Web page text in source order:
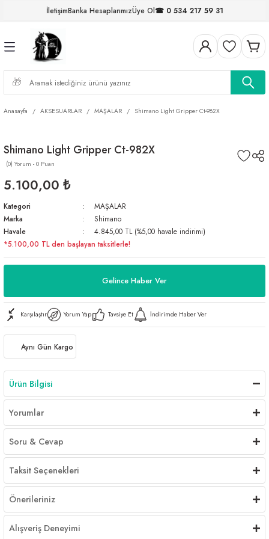
İletişimBanka HesaplarımızÜye Ol☎ 0 534 217 59 31
Geri Dön
Geri Dön
Geri Dön
MİSİNALAR
Geri Dön
FIRDÖNDÜLER
Geri Dön
Geri Dön
Geri Dön
Geri Dön
Anasayfa AKSESUARLAR MAŞALAR Shimano Light Gripper Ct-982X
Shimano Light Gripper Ct-982X
(0) Yorum - 0 Puan
5.100,00 ₺
Kategori
MAŞALAR
Marka
Shimano
Havale
4.845,00 TL (%5,00 havale indirimi)
*5.100,00 TL den başlayan taksitlerle!
Gelince Haber Ver
Karşılaştır Yorum Yap Tavsiye Et İndirimde Haber Ver
Aynı Gün Kargo
Ürün Bilgisi
Yorumlar
Soru & Cevap
Taksit Seçenekleri
Önerileriniz
Alışveriş Deneyimi